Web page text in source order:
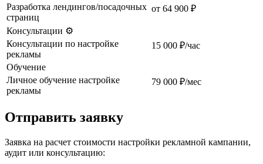
Разработка лендингов/посадочных
страниц
от 64 900 ₽
Консультации ⚙️
Консультации по настройке
рекламы
15 000 ₽/час
Обучение
Личное обучение настройке
рекламы
79 000 ₽/мес
Отправить заявку
Заявка на расчет стоимости настройки рекламной кампании,
аудит или консультацию: